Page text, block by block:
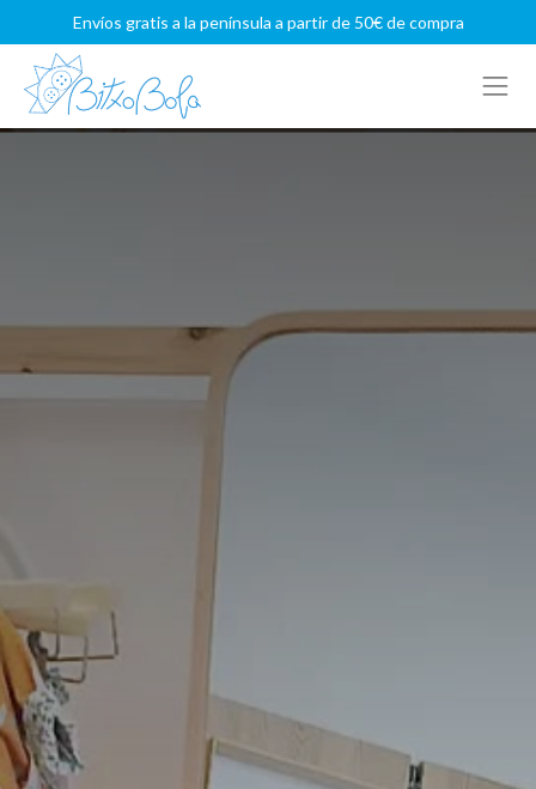
Envíos gratis a la península a partir de 50€ de compra